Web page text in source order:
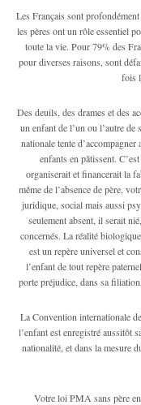
Les Français sont
les pères ont un rôle essentiel
toute la vie. Pour 79% des
pour diverses raisons, sont
fois
Des deuils, des drames et des
un enfant de l’un ou l’autre
nationale tente
enfants en pâtissent.
organiserait et financerait la
même de l’absence de père,
juridique, social mais aussi
seulement absent, il serait
concernés. La réalité
est un repère universel et
l’enfant de tout repère
porte préjudice, dans sa
La Convention internationale
l’enfant est enregistré aussitôt
nationalité, et dans la mesure
Votre loi PMA sans père